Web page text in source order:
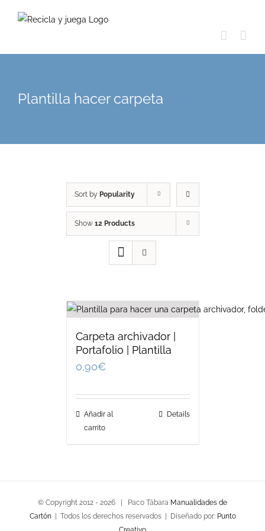
Plantilla hacer carpeta
Sort by Popularity
Show 12 Products
Carpeta archivador |
Portafolio | Plantilla
0,90€
Añadir al
carrito
Details
© Copyright 2012 - 2026 | Paco Tábara Manualidades de
Cartón| Todos los derechos reservados | Diseñado por: Punto